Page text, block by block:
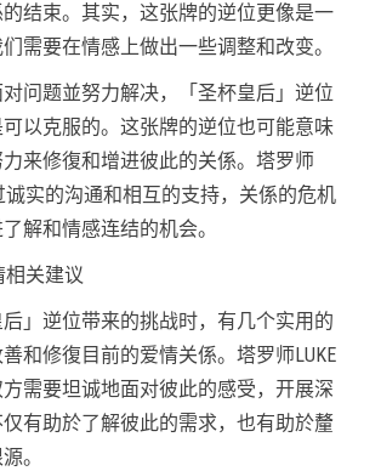
结束。其实，这张牌的逆位更像是一
需要在情感上做出一些调整和改变。
问题並努力解决，「圣杯皇后」逆位
以克服的。这张牌的逆位也可能意味
来修復和增进彼此的关係。塔罗师
诚实的沟通和相互的支持，关係的危机
解和情感连结的机会。
相关建议
」逆位带来的挑战时，有几个实用的
和修復目前的爱情关係。塔罗师LUKE
需要坦诚地面对彼此的感受，开展深
有助於了解彼此的需求，也有助於釐
。